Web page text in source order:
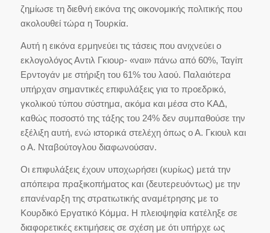
ζημίωσε τη διεθνή εικόνα της οικονομικής πολιτικής που
ακολουθεί τώρα η Τουρκία.
Αυτή η εικόνα ερμηνεύει τις τάσεις που ανιχνεύει ο
εκλογολόγος Αντιλ Γκιουρ- «ναι» πάνω από 60%, Ταγίπ
Ερντογάν με στήριξη του 61% του λαού. Παλαιότερα
υπήρχαν σημαντικές επιφυλάξεις για το προεδρικό,
γκολικού τύπου σύστημα, ακόμα και μέσα στο ΚΑΔ,
καθώς ποσοστό της τάξης του 24% δεν συμπαθούσε την
εξέλιξη αυτή, ενώ ιστορικά στελέχη όπως ο Α. Γκιουλ και
ο Α. Νταβούτογλου διαφωνούσαν.
Οι επιφυλάξεις έχουν υποχωρήσει (κυρίως) μετά την
απόπειρα πραξικοπήματος και (δευτερευόντως) με την
επανέναρξη της στρατιωτικής αναμέτρησης με το
Κουρδικό Εργατικό Κόμμα. Η πλειοψηφία κατέληξε σε
διαφορετικές εκτιμήσεις σε σχέση με ότι υπήρχε ως